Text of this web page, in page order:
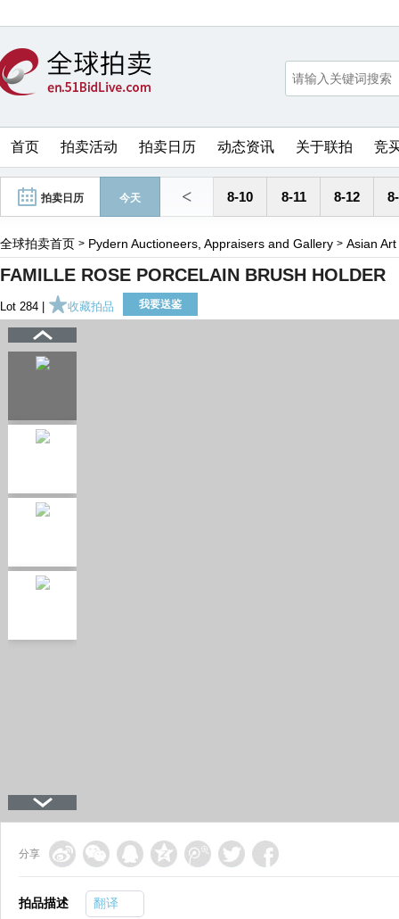
首页 拍卖活动 拍卖日历 动态资讯 关于联拍 竞
拍卖日历 今天 < 8-10 8-11 8-12
全球拍卖首页 > Pydern Auctioneers, Appraisers and Gallery > Asian
FAMILLE ROSE PORCELAIN BRUSH HOLDER
Lot 284 | 收藏拍品 我要送鉴
分享
拍品描述 翻译